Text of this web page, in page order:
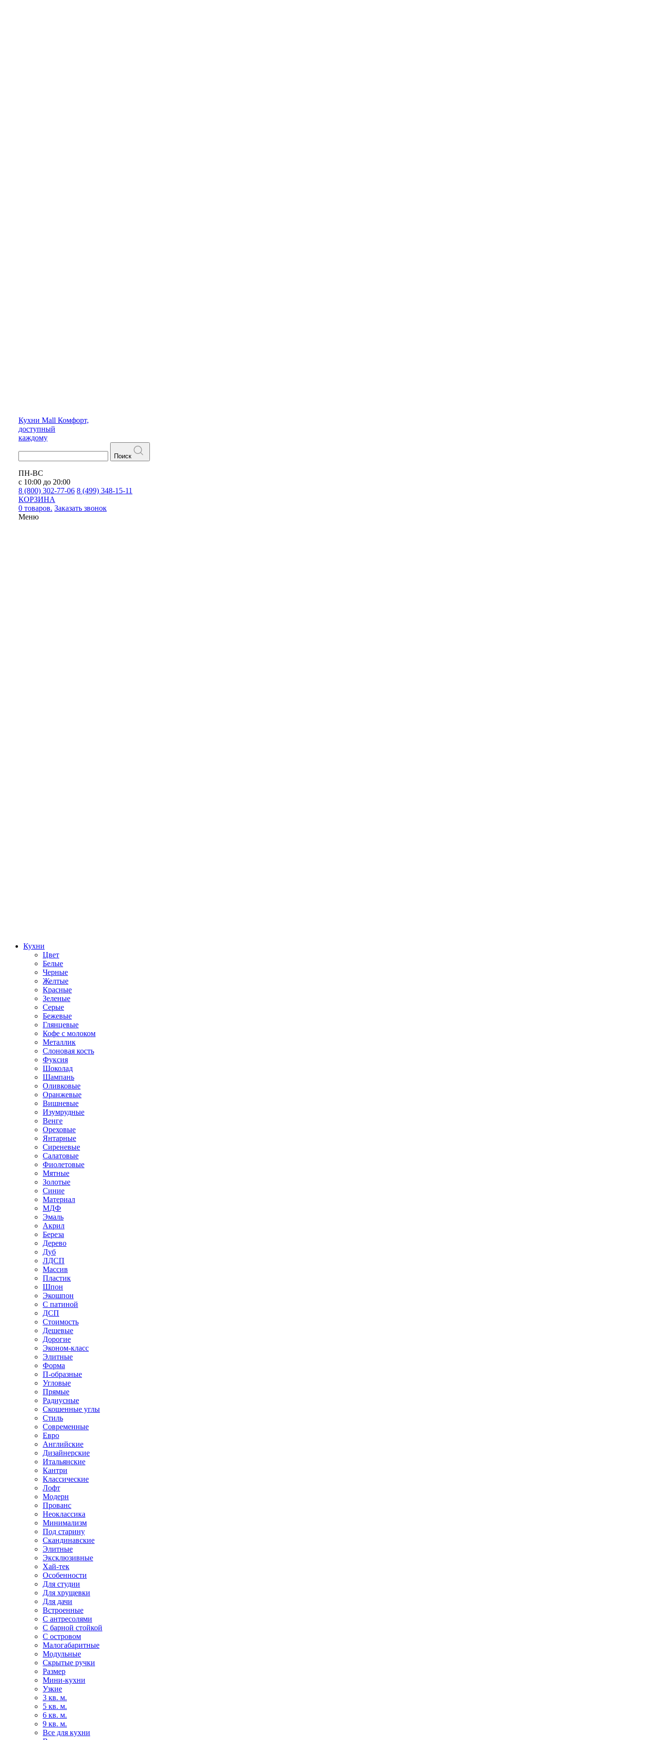
Кухни Mall Комфорт,
доступный
каждому
Поиск
ПН-ВС
с 10:00 до 20:00
8 (800) 302-77-06 8 (499) 348-15-11
КОРЗИНА
0 товаров. Заказать звонок
Меню
Кухни
Цвет
Белые
Черные
Желтые
Красные
Зеленые
Серые
Бежевые
Глянцевые
Кофе с молоком
Металлик
Слоновая кость
Фуксия
Шоколад
Шампань
Оливковые
Оранжевые
Вишневые
Изумрудные
Венге
Ореховые
Янтарные
Сиреневые
Салатовые
Фиолетовые
Мятные
Золотые
Синие
Материал
МДФ
Эмаль
Акрил
Береза
Дерево
Дуб
ЛДСП
Массив
Пластик
Шпон
Экошпон
С патиной
ДСП
Стоимость
Дешевые
Дорогие
Эконом-класс
Элитные
Форма
П-образные
Угловые
Прямые
Радиусные
Скошенные углы
Стиль
Современные
Евро
Английские
Дизайнерские
Итальянские
Кантри
Классические
Лофт
Модерн
Прованс
Неоклассика
Минимализм
Под старину
Скандинавские
Элитные
Эксклюзивные
Хай-тек
Особенности
Для студии
Для хрущевки
Для дачи
Встроенные
С антресолями
С барной стойкой
С островом
Малогабаритные
Модульные
Скрытые ручки
Размер
Мини-кухни
Узкие
3 кв. м.
5 кв. м.
6 кв. м.
9 кв. м.
Все для кухни